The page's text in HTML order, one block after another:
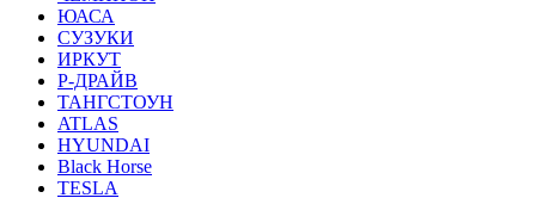
ЮАСА
СУЗУКИ
ИРКУТ
Р-ДРАЙВ
ТАНГСТОУН
ATLAS
HYUNDAI
Black Horse
TESLA